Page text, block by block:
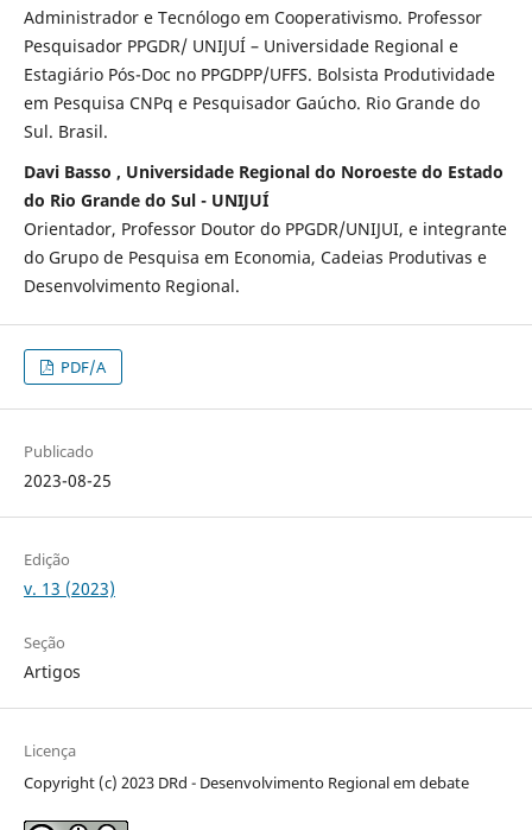
Administrador e Tecnólogo em Cooperativismo. Professor
Pesquisador PPGDR/ UNIJUÍ – Universidade Regional e
Estagiário Pós-Doc no PPGDPP/UFFS. Bolsista Produtividade
em Pesquisa CNPq e Pesquisador Gaúcho. Rio Grande do
Sul. Brasil.
Davi Basso , Universidade Regional do Noroeste do Estado
do Rio Grande do Sul - UNIJUÍ
Orientador, Professor Doutor do PPGDR/UNIJUI, e integrante
do Grupo de Pesquisa em Economia, Cadeias Produtivas e
Desenvolvimento Regional.
PDF/A
Publicado
2023-08-25
Edição
v. 13 (2023)
Seção
Artigos
Licença
Copyright (c) 2023 DRd - Desenvolvimento Regional em debate